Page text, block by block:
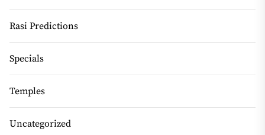
Rasi Predictions
Specials
Temples
Uncategorized